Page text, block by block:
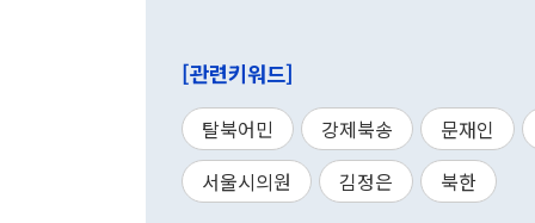
[관련키워드]
탈북어민 강제북송
문재인
서울시의원
김정은 북한